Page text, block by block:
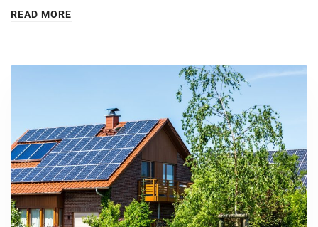
READ MORE